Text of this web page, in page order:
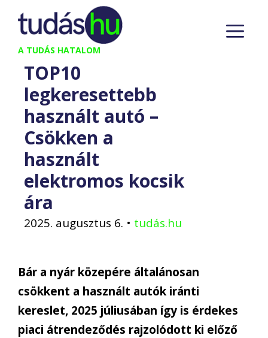
Kilépés
tartalomba
A TUDÁS HATALOM
TOP10
legkeresettebb
használt autó –
Csökken a
használt
elektromos kocsik
ára
2025. augusztus 6. • tudás.hu
Bár a nyár közepére általánosan
csökkent a használt autók iránti
kereslet, 2025 júliusában így is érdekes
piaci átrendeződés rajzolódott ki előző